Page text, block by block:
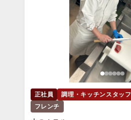
正社員 調理・キッチンスタッフ
フレンチ